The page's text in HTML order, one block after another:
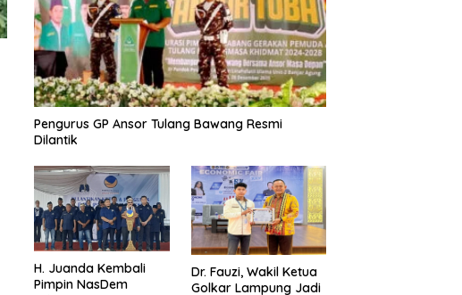
Pengurus GP Ansor Tulang Bawang Resmi
Dilantik
H. Juanda Kembali
Pimpin NasDem
Dr. Fauzi, Wakil Ketua
Golkar Lampung Jadi